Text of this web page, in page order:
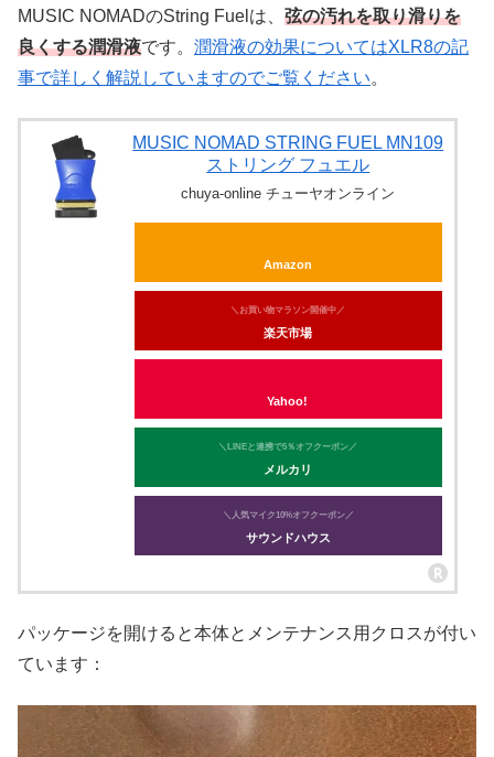
MUSIC NOMADのString Fuelは、 弦の汚れを取り滑りを
良くする潤滑液です。 潤滑液の効果についてはXLR8の記
事で詳しく解説していますのでご覧ください。
MUSIC NOMAD STRING FUEL MN109
ストリング フュエル
chuya-online チューヤオンライン
Amazon
＼お買い物マラソン開催中／
楽天市場
Yahoo!
＼LINEと連携で5％オフクーポン／
メルカリ
＼人気マイク10%オフクーポン／
サウンドハウス
パッケージを開けると本体とメンテナンス用クロスが付い
ています：